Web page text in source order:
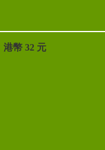
幣 32 元